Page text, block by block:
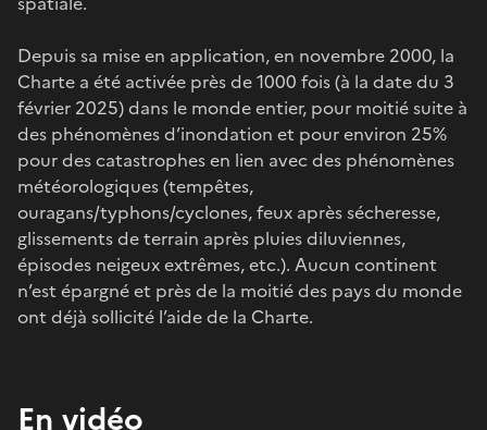
Depuis sa mise en application, en novembre 2000, la
Charte a été activée près de 1000 fois (à la date du 3
février 2025) dans le monde entier, pour moitié suite à
des phénomènes d’inondation et pour environ 25%
pour des catastrophes en lien avec des phénomènes
météorologiques (tempêtes,
ouragans/typhons/cyclones, feux après sécheresse,
glissements de terrain après pluies diluviennes,
épisodes neigeux extrêmes, etc.). Aucun continent
n’est épargné et près de la moitié des pays du monde
ont déjà sollicité l’aide de la Charte.
En vidéo